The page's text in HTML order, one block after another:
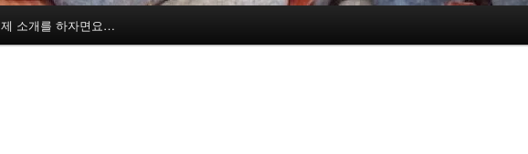
제 소개를 하자면요…